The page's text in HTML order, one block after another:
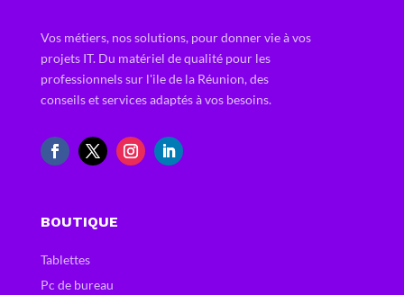
Vos métiers, nos solutions, pour donner vie à vos
projets IT. Du matériel de qualité pour les
professionnels sur l'ile de la Réunion, des
conseils et services adaptés à vos besoins.
BOUTIQUE
Tablettes
Pc de bureau